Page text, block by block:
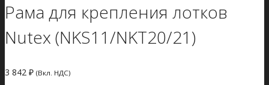
Рама для крепления лотков
Nutex (NKS11/NKT20/21)
3 842 ₽ (Вкл. НДС)